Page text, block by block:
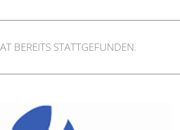
BEREITS STATTGEFUNDEN.